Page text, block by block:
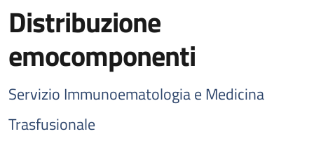
Distribuzione
emocomponenti
Servizio Immunoematologia e Medicina
Trasfusionale